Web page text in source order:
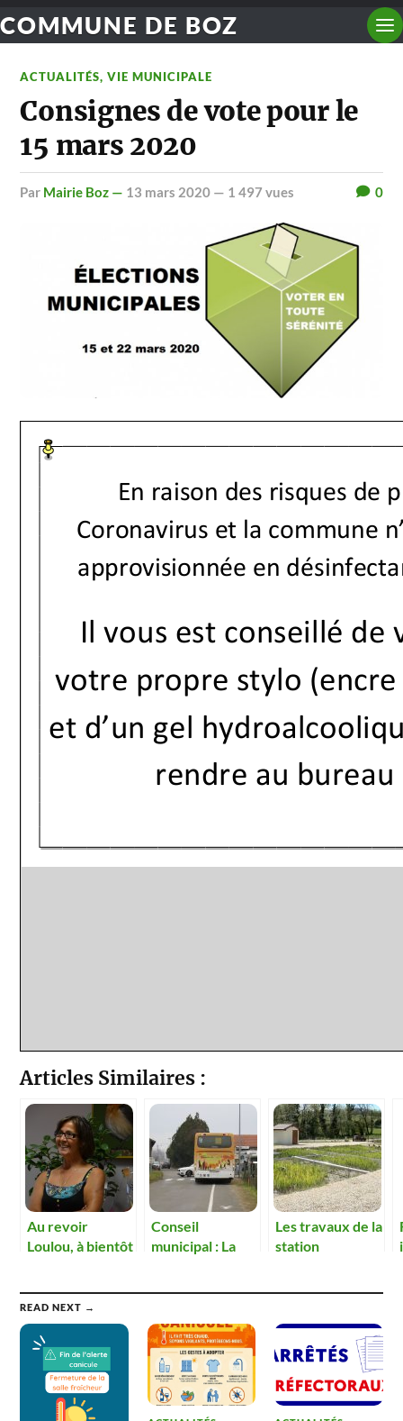
COMMUNE DE BOZ
ACTUALITÉS,VIE MUNICIPALE
Consignes de vote pour le
15 mars 2020
par Mairie Boz — 13 mars 2020 — 1 497 vues 0
Articles Similaires :
Au revoir
Loulou, à bientôt
Conseil
municipal : La
l’étude
Les travaux de la
station
READ NEXT →